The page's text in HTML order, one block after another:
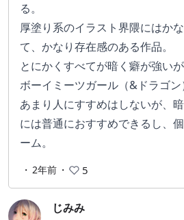
る。
厚塗り系のイラスト界隈にはか
て、かなり存在感のある作品。
とにかくすべてが暗く癖が強い
ボーイミーツガール（&ドラゴン
あまり人にすすめはしないが、
には普通におすすめできるし、
ーム。
・ 2年前 ・ 5
じみみ